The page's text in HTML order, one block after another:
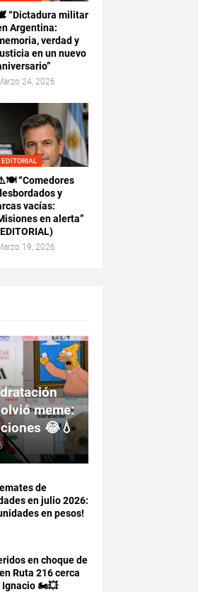
“Dictadura militar
Argentina:
verdad y
en un nuevo
24, 2026
EDITORIAL
“Comedores
y
vacías:
en alerta”
19, 2026
meme:
😂💧
de
en julio 2026:
en pesos!
en choque de
Ruta 216 cerca
Ignacio 🏍️💥